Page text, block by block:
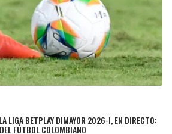
LIGA BETPLAY DIMAYOR 2026-I, EN DIRECTO:
FÚTBOL COLOMBIANO